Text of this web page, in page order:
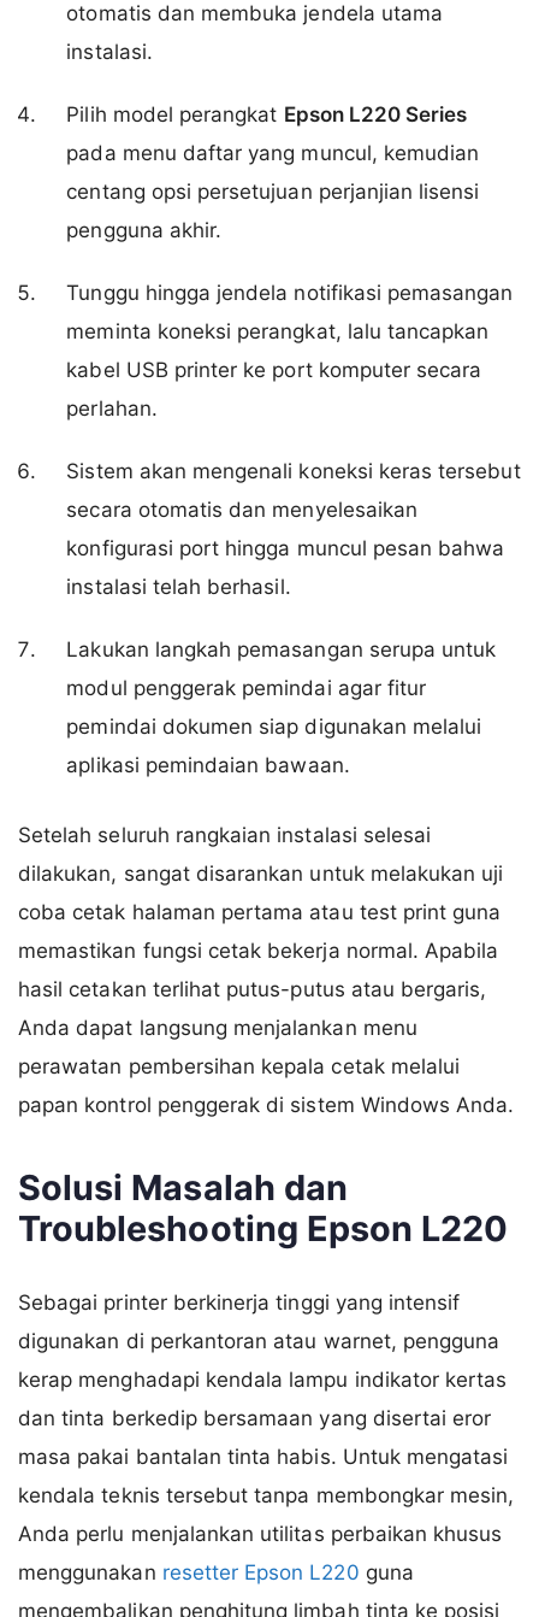
otomatis dan membuka jendela utama
instalasi.
Pilih model perangkat Epson L220 Series
pada menu daftar yang muncul, kemudian
centang opsi persetujuan perjanjian lisensi
pengguna akhir.
Tunggu hingga jendela notifikasi pemasangan
meminta koneksi perangkat, lalu tancapkan
kabel USB printer ke port komputer secara
perlahan.
Sistem akan mengenali koneksi keras tersebut
secara otomatis dan menyelesaikan
konfigurasi port hingga muncul pesan bahwa
instalasi telah berhasil.
Lakukan langkah pemasangan serupa untuk
modul penggerak pemindai agar fitur
pemindai dokumen siap digunakan melalui
aplikasi pemindaian bawaan.
Setelah seluruh rangkaian instalasi selesai
dilakukan, sangat disarankan untuk melakukan uji
coba cetak halaman pertama atau test print guna
memastikan fungsi cetak bekerja normal. Apabila
hasil cetakan terlihat putus-putus atau bergaris,
Anda dapat langsung menjalankan menu
perawatan pembersihan kepala cetak melalui
papan kontrol penggerak di sistem Windows Anda.
Solusi Masalah dan
Troubleshooting Epson L220
Sebagai printer berkinerja tinggi yang intensif
digunakan di perkantoran atau warnet, pengguna
kerap menghadapi kendala lampu indikator kertas
dan tinta berkedip bersamaan yang disertai eror
masa pakai bantalan tinta habis. Untuk mengatasi
kendala teknis tersebut tanpa membongkar mesin,
Anda perlu menjalankan utilitas perbaikan khusus
menggunakan resetter Epson L220 guna
mengembalikan penghitung limbah tinta ke posisi